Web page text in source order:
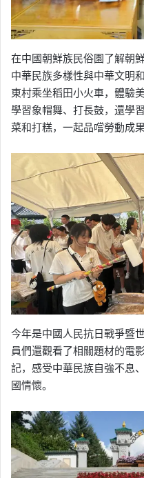
在中國朝鮮族民俗園了解朝
中華民族多樣性與中華文明
東村乘坐稻田小火車，體驗
學習象帽舞、打長鼓，還學
菜和打糕，一起品嚐勞動成
今年是中國人民抗日戰爭暨
員們還觀看了相關題材的電
記，感受中華民族自強不息
國情懷。